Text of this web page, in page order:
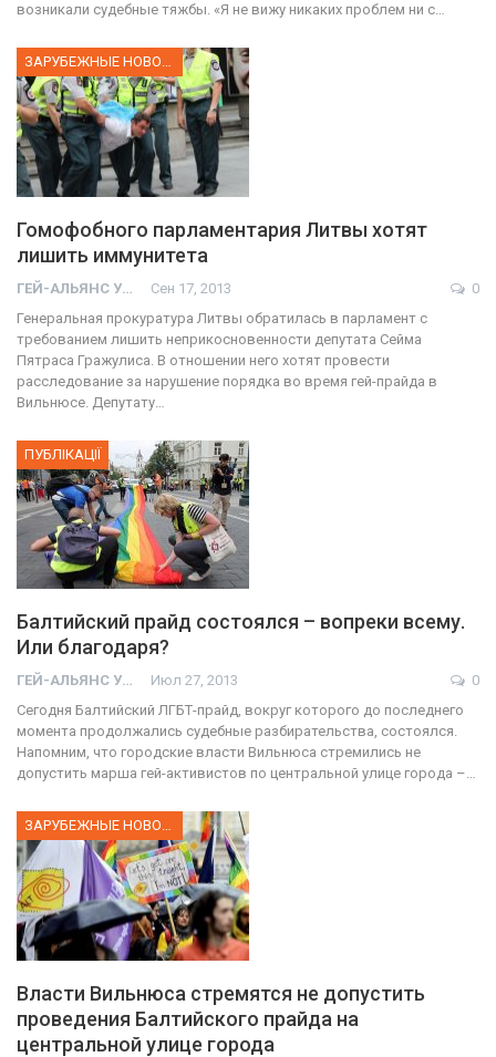
возникали судебные тяжбы. «Я не вижу никаких проблем ни с…
ЗАРУБЕЖНЫЕ НОВОСТИ
Гомофобного парламентария Литвы хотят
лишить иммунитета
ГЕЙ-АЛЬЯНС УКРАИНА Сен 17, 2013
0
Генеральная прокуратура Литвы обратилась в парламент с
требованием лишить неприкосновенности депутата Сейма
Пятраса Гражулиса. В отношении него хотят провести
расследование за нарушение порядка во время гей-прайда в
Вильнюсе. Депутату…
ПУБЛІКАЦІЇ
Балтийский прайд состоялся – вопреки всему.
Или благодаря?
ГЕЙ-АЛЬЯНС УКРАИНА Июл 27, 2013
0
Сегодня Балтийский ЛГБТ-прайд, вокруг которого до последнего
момента продолжались судебные разбирательства, состоялся.
Напомним, что городские власти Вильнюса стремились не
допустить марша гей-активистов по центральной улице города –…
ЗАРУБЕЖНЫЕ НОВОСТИ
Власти Вильнюса стремятся не допустить
проведения Балтийского прайда на
центральной улице города